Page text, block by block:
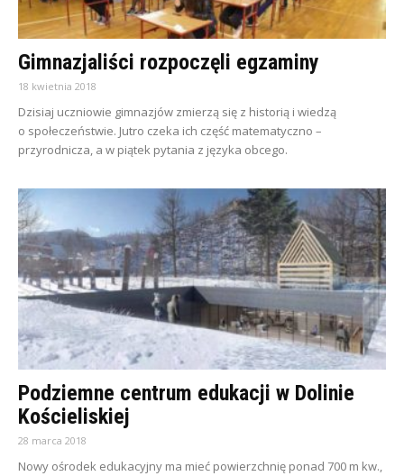
Gimnazjaliści rozpoczęli egzaminy
18 kwietnia 2018
Dzisiaj uczniowie gimnazjów zmierzą się z historią i wiedzą
o społeczeństwie. Jutro czeka ich część matematyczno –
przyrodnicza, a w piątek pytania z języka obcego.
Podziemne centrum edukacji w Dolinie
Kościeliskiej
28 marca 2018
Nowy ośrodek edukacyjny ma mieć powierzchnię ponad 700 m kw.,